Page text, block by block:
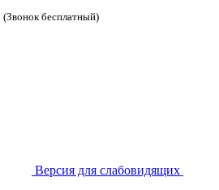
(Звонок бесплатный)
Версия для слабовидящих